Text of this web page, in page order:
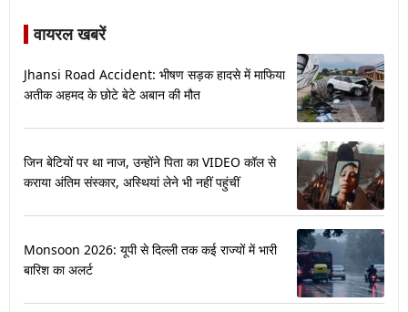
वायरल खबरें
Jhansi Road Accident: भीषण सड़क हादसे में माफिया
अतीक अहमद के छोटे बेटे अबान की मौत
जिन बेटियों पर था नाज, उन्होंने पिता का VIDEO कॉल से
कराया अंतिम संस्कार, अस्थियां लेने भी नहीं पहुंचीं
Monsoon 2026: यूपी से दिल्ली तक कई राज्यों में भारी
बारिश का अलर्ट